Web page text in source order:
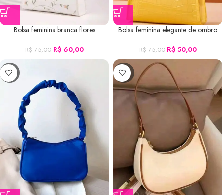
Bolsa feminina branca flores
R$75,00 R$60,00
Bolsa feminina elegante de ombro
R$75,00 R$50,00
-14% -20%